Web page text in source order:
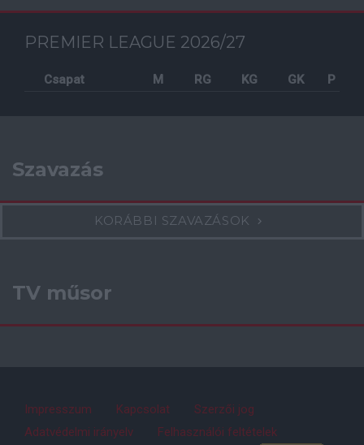
PREMIER LEAGUE 2026/27
Csapat M RG KG GK P
Szavazás
KORÁBBI SZAVAZÁSOK
TV műsor
Impresszum Kapcsolat
Szerzői jog
Adatvédelmi irányelv
Felhasználói feltételek